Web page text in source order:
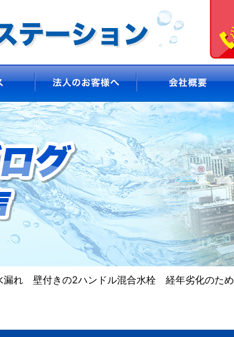
サービス 法人のお客様へ
れ 壁付きの2ハンドル混合水栓 経年劣化のため